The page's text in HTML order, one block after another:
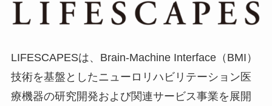
LIFESCAPESは、Brain-Machine Interface（BMI）
技術を基盤としたニューロリハビリテーション医
療機器の研究開発および関連サービス事業を展開